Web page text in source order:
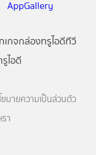
เกจกล่องทรูไอดีทีวี
ไอดี
ยบายความเป็นส่วนตัว
า